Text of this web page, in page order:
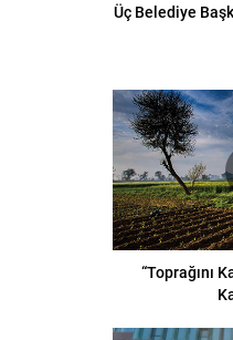
Üç Belediye
“Toprağını